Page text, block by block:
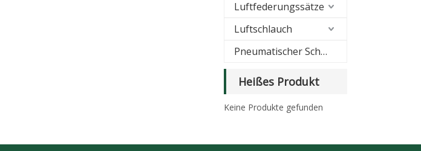
Luftfederungssätze
Luftschlauch
Pneumatischer Schalldämpfer
Heißes Produkt
Keine Produkte gefunden